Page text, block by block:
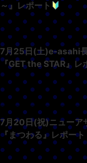
～』レポート
7月25日(土)e-asahi
『GET the STAR』レ
7月20日(祝)ニューア
『まつわる』レポート